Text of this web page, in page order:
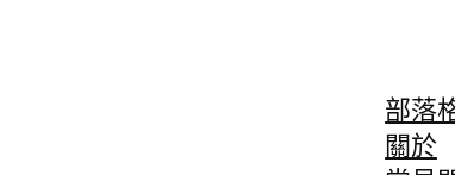
部落
關於